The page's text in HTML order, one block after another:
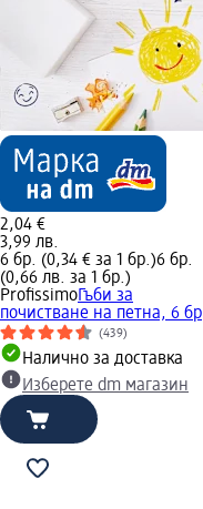
2,04 €
3,99 лв.
6 бр. (0,34 € за 1 бр.)6 бр.
(0,66 лв. за 1 бр.)
Profissimo Гъби за
почистване на петна, 6 бр
(439)
Налично за доставка
Изберете dm магазин